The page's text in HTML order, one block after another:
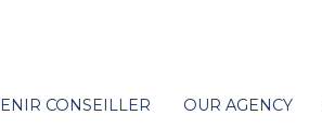
CONSEILLER OUR AGENCY